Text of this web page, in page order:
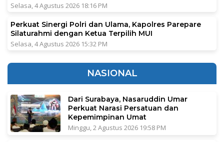
Selasa, 4 Agustus 2026 18:16 PM
Perkuat Sinergi Polri dan Ulama, Kapolres Parepare
Silaturahmi dengan Ketua Terpilih MUI
Selasa, 4 Agustus 2026 15:32 PM
NASIONAL
Dari Surabaya, Nasaruddin Umar
Perkuat Narasi Persatuan dan
Kepemimpinan Umat
Minggu, 2 Agustus 2026 19:58 PM